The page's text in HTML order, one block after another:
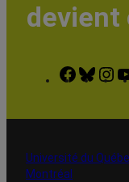
devient
Facebook
Université du
Montréal